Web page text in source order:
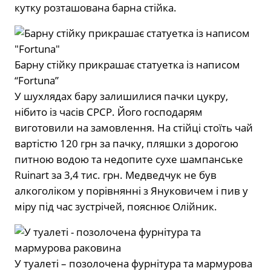
кутку розташована барна стійка.
Барну стійку прикрашає статуетка із написом
“Fortuna”
У шухлядах бару залишилися пачки цукру,
нібито із часів СРСР. Його господарям
виготовили на замовлення. На стійці стоїть чай
вартістю 120 грн за пачку, пляшки з дорогою
питною водою та недопите сухе шампанське
Ruinart за 3,4 тис. грн. Медведчук не був
алкоголіком у порівнянні з Януковичем і пив у
міру під час зустрічей, пояснює Олійник.
У туалеті – позолочена фурнітура та мармурова